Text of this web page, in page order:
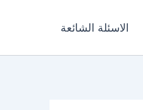
الاسئلة الشائعة